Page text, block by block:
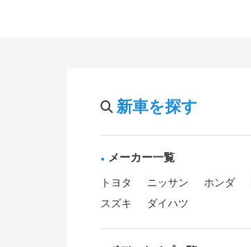
新車を探す
メーカー一覧
トヨタ ニッサン ホンダ
スズキ
ダイハツ